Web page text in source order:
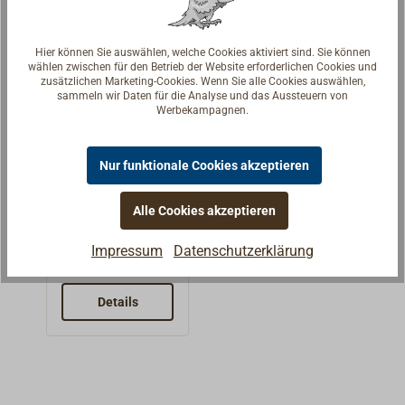
Bruchlast.
Blocks z. B. für
eine 2:1
Fallführung am
Großsegel oder
Gennacker.Der
polierte Schäkel
lenkt das
und hat dabei
eine höhere
Festigkeit und
eine geringere
können Tauwerk
und Schoten
optimal geführt
und umgelenkt
LOOP-Ringe
erlauben es
mehrere Leinen
hindurch zu
dadurch einen 3-
D-Holepunkt
MXEvo
Fallschäkel
WICHARD
Innensechsk
ant-Bolzen
Die Idee stammt
vom klassischen
Gaffelschäkel,
doch benutzt
wird dieser
geschmiedete
57,00 € *
Details
Hier können Sie auswählen, welche Cookies aktiviert sind. Sie können
wählen zwischen für den Betrieb der Website erforderlichen Cookies und
zusätzlichen Marketing-Cookies. Wenn Sie alle Cookies auswählen,
sammeln wir Daten für die Analyse und das Aussteuern von
Werbekampagnen.
Nur funktionale Cookies akzeptieren
Alle Cookies akzeptieren
Impressum Datenschutzerklärung